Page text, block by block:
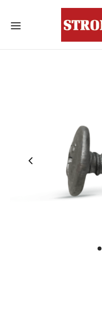
บไม่เจาะนำปลายสว่าน
หะสำหรับงานโครงสร้างเห
เสริมสำหรับหลังคา
คมีสำหรับงานเจาะเสียบเห